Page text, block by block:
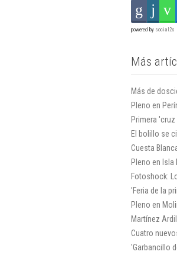
powered by social2s
Más
Más de
Pleno en
Primera
El bolillo se
Cuesta
Pleno en Isla
Fotoshock:
'Feria de la
Pleno en
Martínez
Cuatro
'Garbancillo